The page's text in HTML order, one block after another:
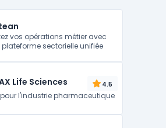
vos opérations métier avec
plateforme sectorielle unifiée
Life Sciences 4.5
pour l'industrie pharmaceutique